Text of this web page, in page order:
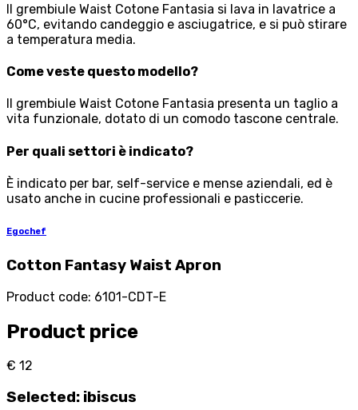
Il grembiule Waist Cotone Fantasia si lava in lavatrice a
60°C, evitando candeggio e asciugatrice, e si può stirare
a temperatura media.
Come veste questo modello?
Il grembiule Waist Cotone Fantasia presenta un taglio a
vita funzionale, dotato di un comodo tascone centrale.
Per quali settori è indicato?
È indicato per bar, self-service e mense aziendali, ed è
usato anche in cucine professionali e pasticcerie.
Egochef
Cotton Fantasy Waist Apron
Product code: 6101-CDT-E
Product price
€ 12
Selected: ibiscus